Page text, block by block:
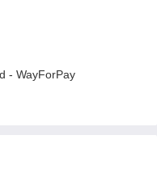
- WayForPay